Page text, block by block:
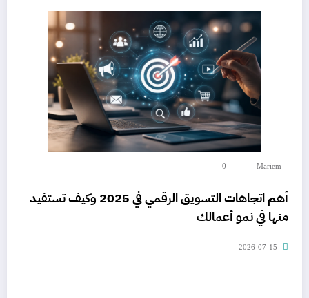
Mariem
0
أهم اتجاهات التسويق الرقمي في 2025 وكيف تستفيد
منها في نمو أعمالك
2026-07-15